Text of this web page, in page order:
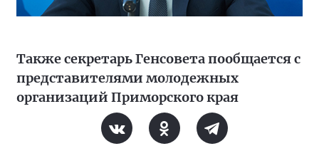
Также секретарь Генсовета пообщается с
представителями молодежных
организаций Приморского края